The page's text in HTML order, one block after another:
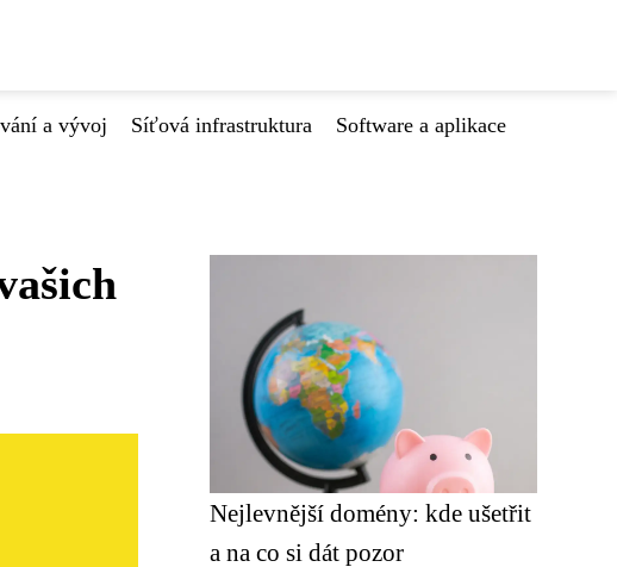
a vývoj Síťová infrastruktura Software a aplikace
Nejlevnější domény: kde ušetřit
a na co si dát pozor